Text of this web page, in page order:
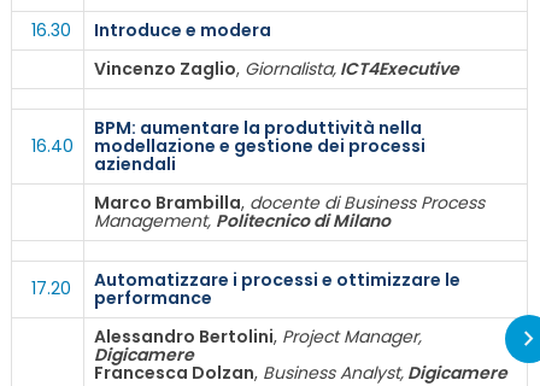
16.30
Introduce e modera
Vincenzo Zaglio, Giornalista, ICT4Executive
16.40
BPM: aumentare la produttività nella
modellazione e gestione dei processi
aziendali
Marco Brambilla, docente di Business Process
Management, Politecnico di Milano
17.20 Automatizzare i processi e ottimizzare le
performance
Alessandro Bertolini, Project Manager,
Digicamere
Francesca Dolzan, Business Analyst, Digicamere